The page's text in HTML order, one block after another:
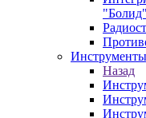
"Болид"
Назад